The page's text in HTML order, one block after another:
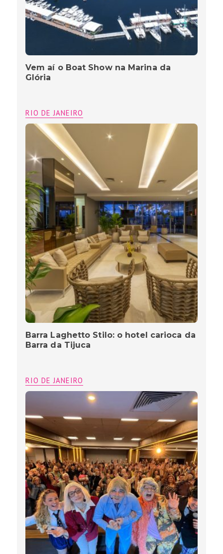
Vem aí o Boat Show na Marina da
Glória
RIO DE JANEIRO
Barra Laghetto Stilo: o hotel carioca da
Barra da Tijuca
RIO DE JANEIRO